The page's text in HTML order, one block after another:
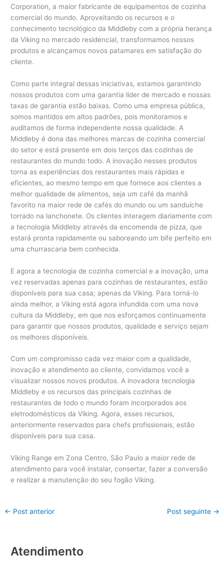
Corporation, a maior fabricante de equipamentos de cozinha
comercial do mundo. Aproveitando os recursos e o
conhecimento tecnológico da Middleby com a própria herança
da Viking no mercado residencial, transformamos nossos
produtos e alcançamos novos patamares em satisfação do
cliente.
Como parte integral dessas iniciativas, estamos garantindo
nossos produtos com uma garantia líder de mercado e nossas
taxas de garantia estão baixas. Como uma empresa pública,
somos mantidos em altos padrões, pois monitoramos e
auditamos de forma independente nossa qualidade. A
Middleby é dona das melhores marcas de cozinha comercial
do setor e está presente em dois terços das cozinhas de
restaurantes do mundo todo. A inovação nesses produtos
torna as experiências dos restaurantes mais rápidas e
eficientes, ao mesmo tempo em que fornece aos clientes a
melhor qualidade de alimentos, seja um café da manhã
favorito na maior rede de cafés do mundo ou um sanduíche
torrado na lanchonete. Os clientes interagem diariamente com
a tecnologia Middleby através da encomenda de pizza, que
estará pronta rapidamente ou saboreando um bife perfeito em
uma churrascaria bem conhecida.
E agora a tecnologia de cozinha comercial e a inovação, uma
vez reservadas apenas para cozinhas de restaurantes, estão
disponíveis para sua casa; apenas da Viking. Para torná-lo
ainda melhor, a Viking está agora infundida com uma nova
cultura da Middleby, em que nos esforçamos continuamente
para garantir que nossos produtos, qualidade e serviço sejam
os melhores disponíveis.
Com um compromisso cada vez maior com a qualidade,
inovação e atendimento ao cliente, convidamos você a
visualizar nossos novos produtos.A inovadora tecnologia
Middleby e os recursos das principais cozinhas de
restaurantes de todo o mundo foram incorporados aos
eletrodomésticos da Viking.Agora, esses recursos,
anteriormente reservados para chefs profissionais, estão
disponíveis para sua casa.
Viking Range em Zona Centro, São Paulo a maior rede de
atendimento para você instalar, consertar, fazer a conversão
e realizar a manutenção do seu fogão Viking.
← Post anterior Post seguinte →
Atendimento